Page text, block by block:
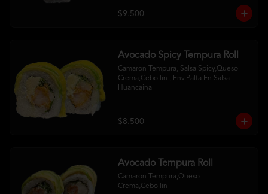
$9.500
Avocado Spicy Tempura Roll
Camaron Tempura, Salsa Spicy,Queso
Crema,Cebollin , Env.Palta En Salsa
Huancaina
$8.500
Avocado Tempura Roll
Camaron Tempura,Queso
Crema,Cebollin